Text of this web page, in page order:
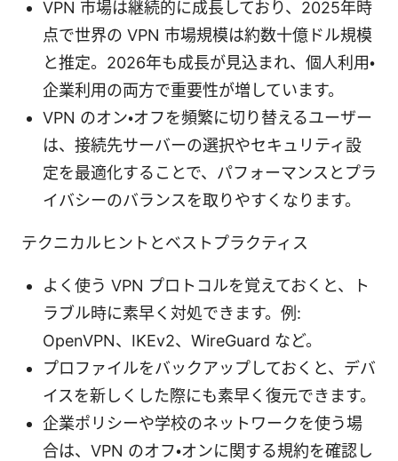
VPN 市場は継続的に成長しており、2025年時
点で世界の VPN 市場規模は約数十億ドル規模
と推定。2026年も成長が見込まれ、個人利用・
企業利用の両方で重要性が増しています。
VPN のオン・オフを頻繁に切り替えるユーザー
は、接続先サーバーの選択やセキュリティ設
定を最適化することで、パフォーマンスとプラ
イバシーのバランスを取りやすくなります。
テクニカルヒントとベストプラクティス
よく使う VPN プロトコルを覚えておくと、ト
ラブル時に素早く対処できます。例:
OpenVPN、IKEv2、WireGuard など。
プロファイルをバックアップしておくと、デバ
イスを新しくした際にも素早く復元できます。
企業ポリシーや学校のネットワークを使う場
合は、VPN のオフ・オンに関する規約を確認し